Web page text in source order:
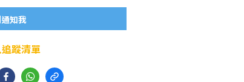
知我
蹤清單